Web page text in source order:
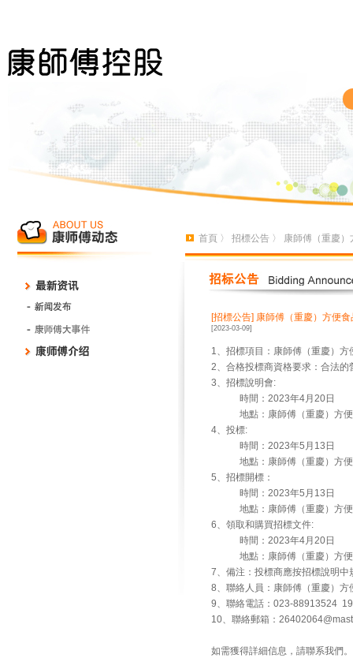
首頁 〉 招標公告 〉 康師傅（重慶
[招標公告] 康師傅（重慶）方便
[2023-03-09]
1、招標項目：康師傅（重慶）
2、合格投標商資格要求：合法
3、招標說明會:
時間：2023年4月20日
地點：康師傅（重慶）方便
4、投標:
時間：2023年5月13日
地點：康師傅（重慶）方便
5、招標開標：
時間：2023年5月13日
地點：康師傅（重慶）方便
6、領取和購買招標文件:
時間：2023年4月20日
地點：康師傅（重慶）方便
7、備注：投標商應按招標說明
8、聯絡人員：康師傅（重慶）
9、聯絡電話：023-88913524
10、聯絡郵箱：
如需獲得詳細信息，請聯系我們。